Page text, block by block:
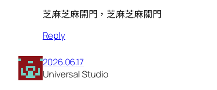
芝麻芝麻開門，芝麻芝麻關門
Reply
2026.06.17
Universal Studio